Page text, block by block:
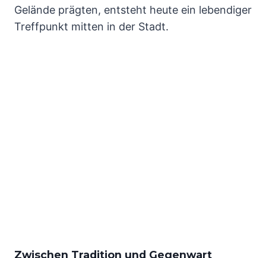
Gelände prägten, entsteht heute ein lebendiger
Treffpunkt mitten in der Stadt.
Zwischen Tradition und Gegenwart